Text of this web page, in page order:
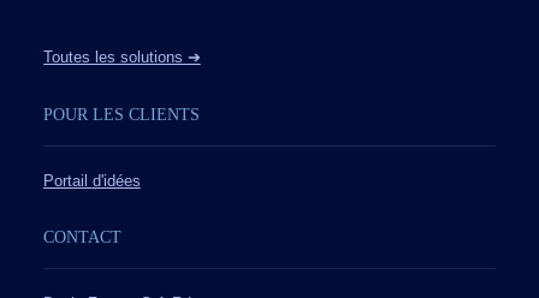
Toutes les solutions ➔
POUR LES CLIENTS
Portail d'idées
CONTACT